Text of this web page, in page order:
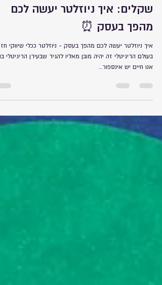
⏰5 דקות ששוות לכם אלפי
שקלים: איך ניוזלטר יעשה לכם
מהפך בעסק ⏰
בעולם הדיגיטלי זה יהיה מובן מאליו להגיד שבעידן הדיגיטלי בו